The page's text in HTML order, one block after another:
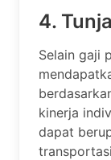
4.
Selain gaji
kinerja
dapat